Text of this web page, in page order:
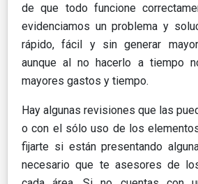
de que todo funcione
evidenciamos un problema y
rápido, fácil y sin generar
aunque al no hacerlo a tiempo
mayores gastos y tiempo.
Hay algunas revisiones que las
o con el sólo uso de los
fijarte si están presentando
necesario que te asesores de